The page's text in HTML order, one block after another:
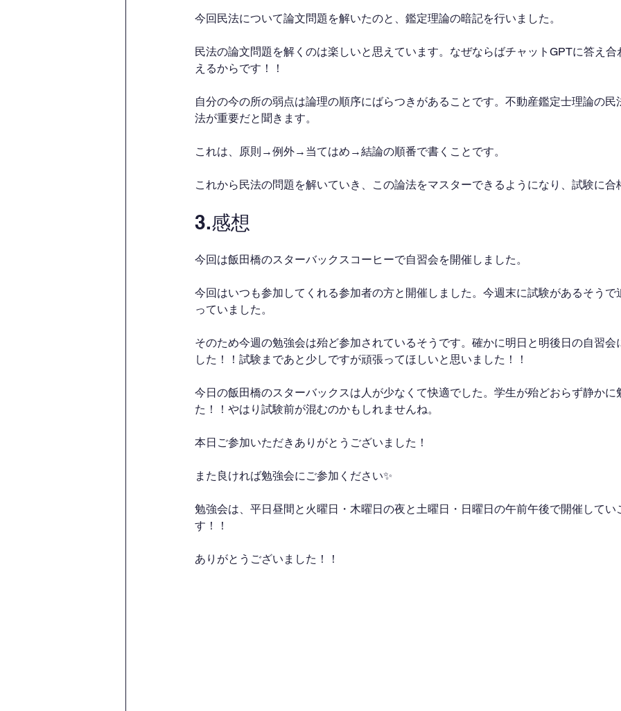
今回民法について論文問題を解いたのと、鑑定理論の暗記を行いました。
民法の論文問題を解くのは楽しいと思えています。なぜならばチャットGPTに答え合
えるからです！！
自分の今の所の弱点は論理の順序にばらつきがあることです。不動産鑑定士理論の民
法が重要だと聞きます。
これは、原則→例外→当てはめ→結論の順番で書くことです。
これから民法の問題を解いていき、この論法をマスターできるようになり、試験に合
3.感想
今回は飯田橋のスターバックスコーヒーで自習会を開催しました。
今回はいつも参加してくれる参加者の方と開催しました。今週末に試験があるそうで
っていました。
そのため今週の勉強会は殆ど参加されているそうです。確かに明日と明後日の自習会
した！！試験まであと少しですが頑張ってほしいと思いました！！
今日の飯田橋のスターバックスは人が少なくて快適でした。学生が殆どおらず静かに
た！！やはり試験前が混むのかもしれませんね。
本日ご参加いただきありがとうございました！
また良ければ勉強会にご参加ください✨
勉強会は、平日昼間と火曜日・木曜日の夜と土曜日・日曜日の午前午後で開催してい
す！！
ありがとうございました！！